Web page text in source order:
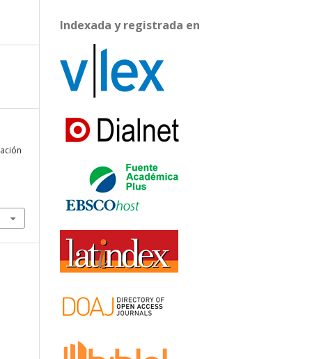
Indexada y registrada en